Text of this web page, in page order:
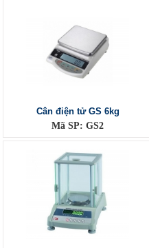
Cân điện tử GS 6kg
Mã SP: GS2